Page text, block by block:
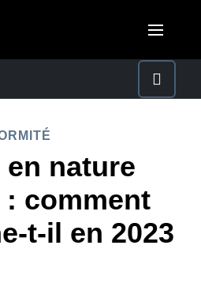
Canada (Français)
México (Español)
Brasil (Português)
EUROPE
United Kingdom (English)
Deutschland (Deutsch)
ASIA PACIFIC
Australia (English)
India (English)
DE L’ENTREPRISE
nature
comment
t-il en 2023